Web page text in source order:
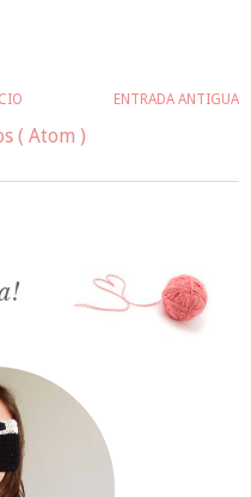
ENTRADA ANTIGUA
( Atom )